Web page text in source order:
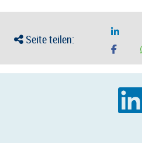
Seite teilen: